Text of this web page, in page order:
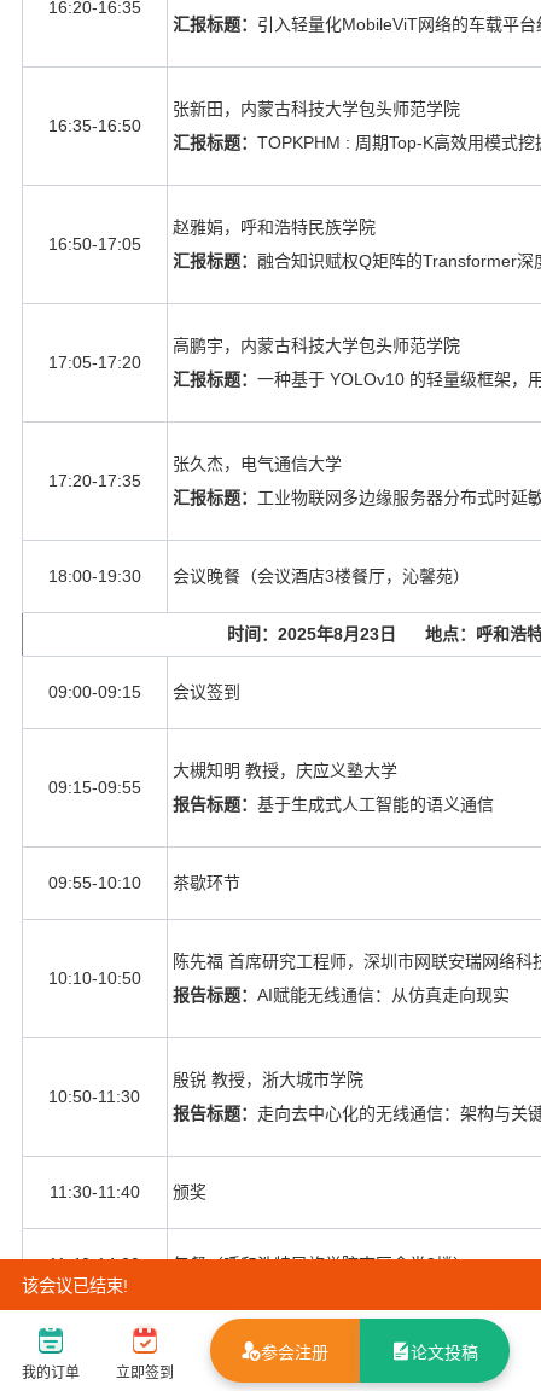
16:20-16:35
汇报标题： 引入轻量化MobileViT网络的车载平
16:35-16:50
张新田，内蒙古科技大学包头师范学院
汇报标题：TOPKPHM : 周期Top-K高效用模式挖
16:50-17:05
赵雅娟，呼和浩特民族学院
汇报标题：融合知识赋权Q矩阵的Transformer深
17:05-17:20
高鹏宇，内蒙古科技大学包头师范学院
汇报标题：一种基于 YOLOv10 的轻量级框架，
17:20-17:35
张久杰，电气通信大学
汇报标题： 工业物联网多边缘服务器分布式时延
18:00-19:30 会议晚餐（会议酒店3楼餐厅，沁馨苑）
时间： 2025年8月23日 地点：呼和浩特
09:00-09:15 会议签到
09:15-09:55
大槻知明 教授，庆应义塾大学
报告标题：基于生成式人工智能的语义通信
09:55-10:10 茶歇环节
10:10-10:50
陈先福 首席研究工程师，深圳市网联安瑞网络科
报告标题：AI赋能无线通信：从仿真走向现实
10:50-11:30
殷锐 教授，浙大城市学院
报告标题：走向去中心化的无线通信：架构与关
11:30-11:40 颁奖
11:40-14:00 午餐（呼和浩特民族学院南区食堂3楼）
14:00-17:20 铸牢中华民族共同体意识教育馆参观
该会议已结束!
我的订单 立即签到
参会注册 论文投稿